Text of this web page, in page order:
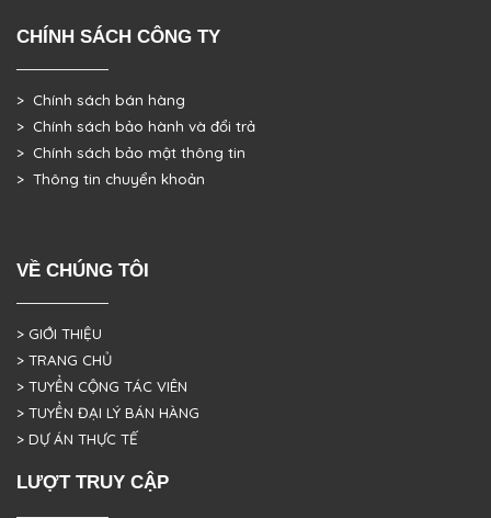
CHÍNH SÁCH CÔNG TY
> Chính sách bán hàng
> Chính sách bảo hành và đổi trả
> Chính sách bảo mật thông tin
> Thông tin chuyển khoản
VỀ CHÚNG TÔI
> GIỚI THIỆU
> TRANG CHỦ
> TUYỂN CỘNG TÁC VIÊN
> TUYỂN ĐẠI LÝ BÁN HÀNG
> DỰ ÁN THỰC TẾ
LƯỢT TRUY CẬP